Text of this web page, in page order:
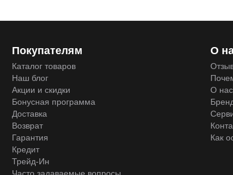
Покупателям
Каталог товаров
Наш блог
Акции и скидки
Бонусная программа
Доставка
Возврат
Гарантия
Кредит
Трейд-Ин
О
О нас
Как